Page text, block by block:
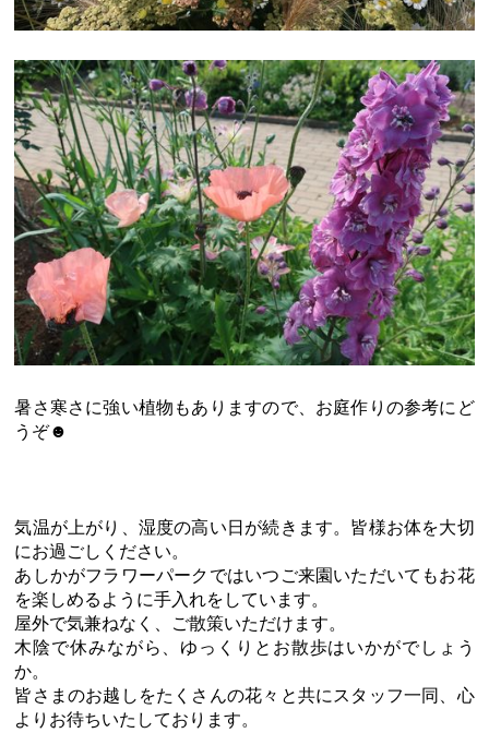
暑さ寒さに強い植物もありますので、お庭作りの参考にど
うぞ☻
気温が上がり、湿度の高い日が続きます。皆様お体を大切
にお過ごしください。
あしかがフラワーパークではいつご来園いただいてもお花
を楽しめるように手入れをしています。
屋外で気兼ねなく、ご散策いただけます。
木陰で休みながら、ゆっくりとお散歩はいかがでしょう
か。
皆さまのお越しをたくさんの花々と共にスタッフ一同、心
よりお待ちいたしております。